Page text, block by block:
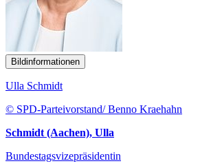
Bildinformationen
Ulla Schmidt
© SPD-Parteivorstand/ Benno Kraehahn
Schmidt (Aachen), Ulla
Bundestagsvizepräsidentin